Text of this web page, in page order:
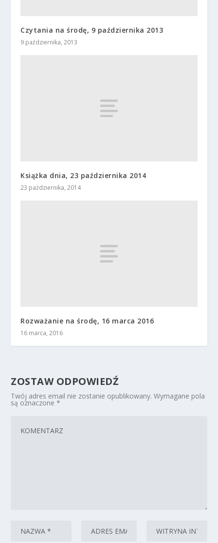
Czytania na środę, 9 października 2013
9 października, 2013
Książka dnia, 23 października 2014
23 października, 2014
Rozważanie na środę, 16 marca 2016
16 marca, 2016
ZOSTAW ODPOWIEDŹ
Twój adres email nie zostanie opublikowany. Wymagane pola
są oznaczone*